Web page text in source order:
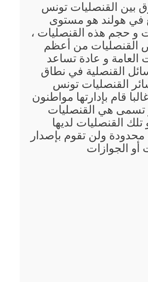
بين القنصليات تونس
في هولند هو مستوى
و حجم هذه القنصليات ،
القنصليات من أعظم
العامة و عادة تساعد
القنصلية في نطاق
القنصليات تونس
قام بإدارتها مواطنون
تسمى هي القنصليات
تلك القنصليات لديها
ولن تقوم بإصدار
أو الجوازات